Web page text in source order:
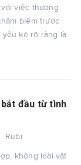
việc thương
biếm trước
kẻ rõ ràng là
đầu từ tình
Rubi
không loài vật